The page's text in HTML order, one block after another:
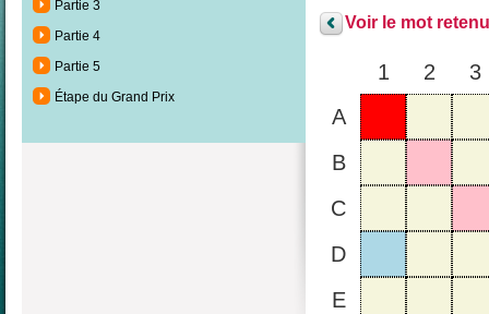
Partie 3
Partie 4
Partie 5
Étape du Grand Prix
Voir le mot
1 2
3
A
B
C
D
E